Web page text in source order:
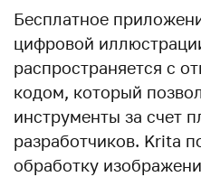
Бесплатное
цифровой
распространяется с
кодом, который
инструменты за счет
разработчиков. Krita
обработку